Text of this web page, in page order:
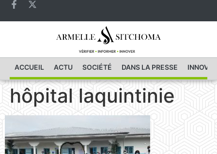
ACCUEIL ACTU SOCIÉTÉ DANS LA PRESSE
hôpital laquintinie